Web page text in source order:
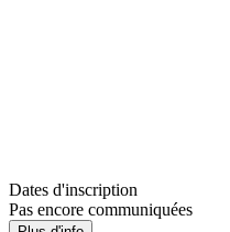
Dates d'inscription
Pas encore communiquées